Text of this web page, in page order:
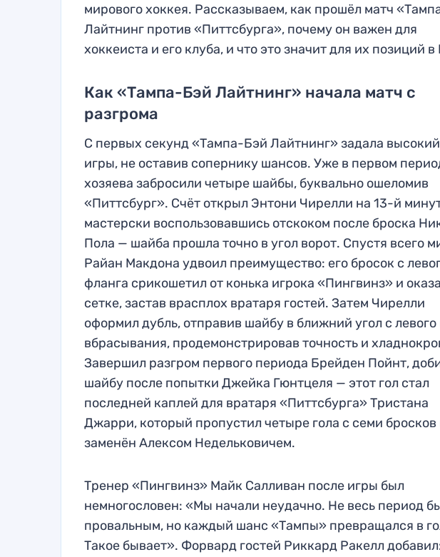
мирового хоккея. Рассказываем, как прошёл матч
Лайтнинг против «Питтсбурга», почему он важен для
хоккеиста и его клуба, и что это значит для их позиций
Как «Тампа-Бэй Лайтнинг» начала матч с
разгрома
С первых секунд «Тампа-Бэй Лайтнинг» задала
игры, не оставив сопернику шансов. Уже в первом
хозяева забросили четыре шайбы, буквально ошеломив
«Питтсбург». Счёт открыл Энтони Чирелли на 13-й
мастерски воспользовавшись отскоком после броска
Пола — шайба прошла точно в угол ворот. Спустя всего
Райан Макдона удвоил преимущество: его бросок с
фланга срикошетил от конька игрока «Пингвинз» и
сетке, застав врасплох вратаря гостей. Затем Чирелли
оформил дубль, отправив шайбу в ближний угол с левого
вбрасывания, продемонстрировав точность и
Завершил разгром первого периода Брейден Пойнт,
шайбу после попытки Джейка Гюнтцеля — этот гол стал
последней каплей для вратаря «Питтсбурга» Тристана
Джарри, который пропустил четыре гола с семи бросков
заменён Алексом Недельковичем.
Тренер «Пингвинз» Майк Салливан после игры был
немногословен: «Мы начали неудачно. Не весь период
провальным, но каждый шанс «Тампы» превращался в
Такое бывает». Форвард гостей Риккард Ракелл